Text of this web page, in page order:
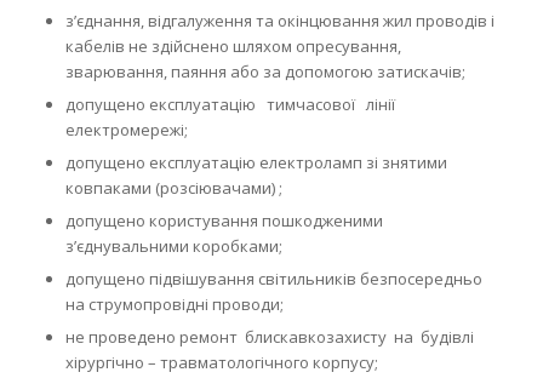
з’єднання, відгалуження та окінцювання жил проводів і
кабелів не здійснено шляхом опресування,
зварювання, паяння або за допомогою затискачів;
допущено експлуатацію тимчасової лінії
електромережі;
допущено експлуатацію електроламп зі знятими
ковпаками (розсіювачами) ;
допущено користування пошкодженими
з’єднувальними коробками;
допущено підвішування світильників безпосередньо
на струмопровідні проводи;
не проведено ремонт блискавкозахисту на будівлі
хірургічно – травматологічного корпусу;